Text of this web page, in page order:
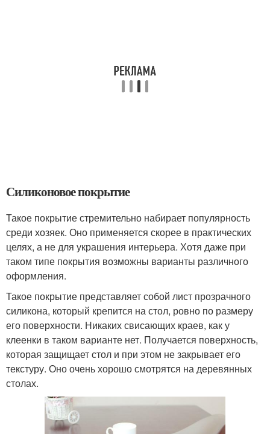
Силиконовое покрытие
Такое покрытие стремительно набирает популярность
среди хозяек. Оно применяется скорее в практических
целях, а не для украшения интерьера. Хотя даже при
таком типе покрытия возможны варианты различного
оформления.
Такое покрытие представляет собой лист прозрачного
силикона, который крепится на стол, ровно по размеру
его поверхности. Никаких свисающих краев, как у
клеенки в таком варианте нет. Получается поверхность,
которая защищает стол и при этом не закрывает его
текстуру. Оно очень хорошо смотрятся на деревянных
столах.